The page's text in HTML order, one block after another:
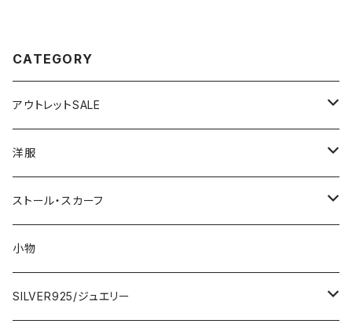
CATEGORY
アウトレットSALE
1000円
2000円
3000円
5000円
洋服
インポートワンピース
ロング・マキシ
ひざ・ミディ
トップス・カーディガン・アウター
カーディガン
スカート・パンツ
ストール・スカーフ
大判ストール・ロングスカーフ
小さめスカーフ
小物
SILVER925/ジュエリー